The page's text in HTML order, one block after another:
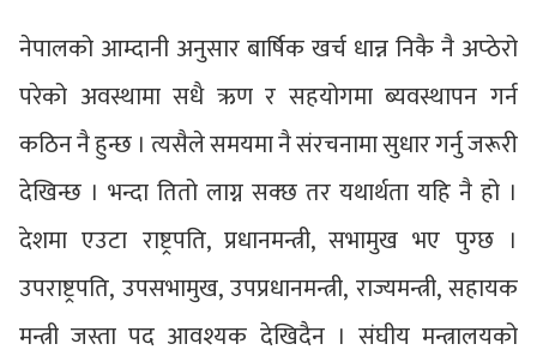
नेपालको आम्दानी अनुसार बार्षिक खर्च धान्न निकै नै अप्ठेरो
परेको अवस्थामा सधै ऋण र सहयोगमा ब्यवस्थापन गर्न
कठिन नै हुन्छ । त्यसैले समयमा नै संरचनामा सुधार गर्नु जरूरी
देखिन्छ । भन्दा तितो लाग्न सक्छ तर यथार्थता यहि नै हो ।
देशमा एउटा राष्ट्रपति, प्रधानमन्त्री, सभामुख भए पुग्छ ।
उपराष्ट्रपति, उपसभामुख, उपप्रधानमन्त्री, राज्यमन्त्री, सहायक
मन्त्री जस्ता पद आवश्यक देखिदैन । संघीय मन्त्रालयको